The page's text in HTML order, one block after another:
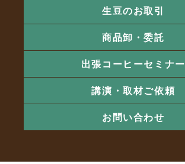
生豆のお取引
商品卸・委託
出張コーヒーセミナー
講演・取材ご依頼
お問い合わせ